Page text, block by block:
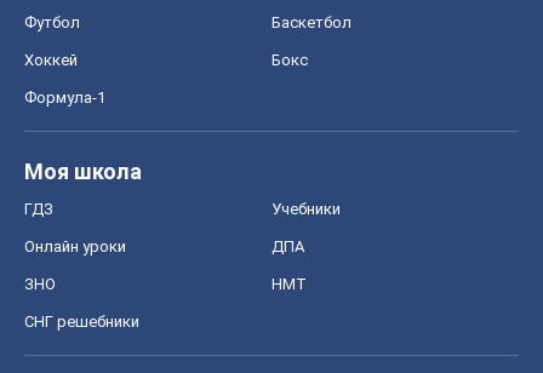
Футбол Баскетбол
Хоккей Бокс
Формула-1
Моя школа
ГДЗ Учебники
Онлайн уроки ДПА
ЗНО НМТ
СНГ решебники